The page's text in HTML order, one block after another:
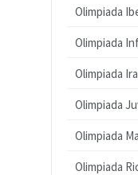
Olimpiada
Olimpiada
Olimpiada
Olimpiada
Olimpiada
Olimpiada